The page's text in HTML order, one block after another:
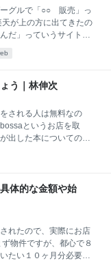
言う必要があったんで
線で活躍して、海外で
大丈夫という雰囲気に
ーグルで「○○ 販売」っ
が上の方に出てきたの
だ」っていうサイトが
たぶんサイト運営者の
、「そうそう、そうい
がすごくわかっている
トに入れて、決済のペ
さんの僕の情報を入力
社名、店舗名、僕の役
ールアドレスも間違
う｜林伸次
される人は無料なの
というお店を取
出した本についての取
す」って感じです。 そ
していますよね。今
ているか』っていう特
がいたいのですが」 と
で、お店に来ていただ
ると、お客様からどう
アナログレコードを買
体的な金額や始
れたので、実際にお店
物件ですが、都心で８
たい１０ヶ月分必要
とかになると、小さい